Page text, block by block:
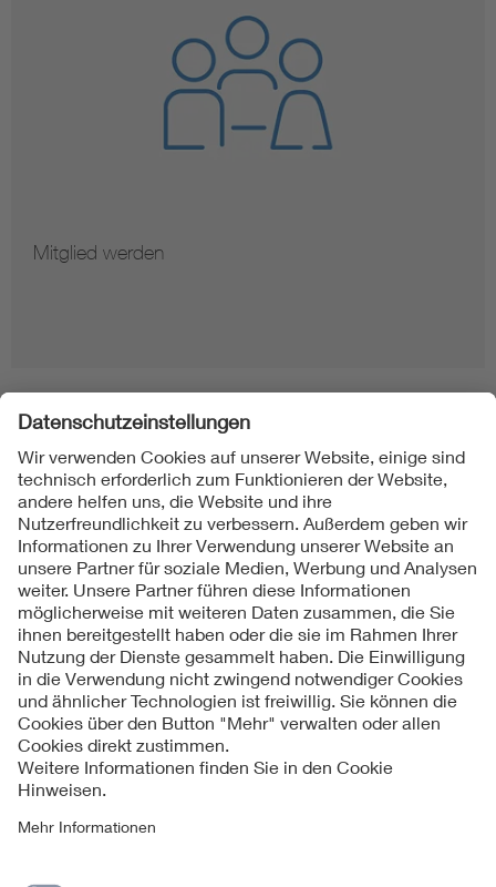
Mitglied werden
Folgen Sie uns
Kontakte
Service
Impressum
Datenschutzinformationen
Cookie Hinweise